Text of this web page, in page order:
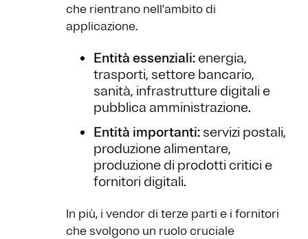
che rientrano nell'ambito di
applicazione.
Entità essenziali: energia,
trasporti, settore bancario,
sanità, infrastrutture digitali e
pubblica amministrazione.
Entità importanti: servizi postali,
produzione alimentare,
produzione di prodotti critici e
fornitori digitali.
In più, i vendor di terze parti e i fornitori
che svolgono un ruolo cruciale